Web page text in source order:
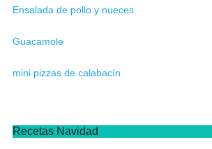
Ensalada de pollo y nueces
Guacamole
mini pizzas de calabacín
Recetas Navidad